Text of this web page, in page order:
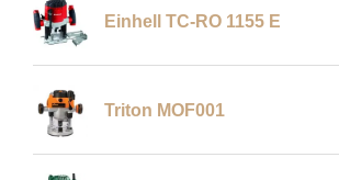
Einhell TC-RO 1155 E
Triton MOF001